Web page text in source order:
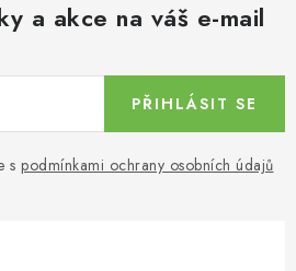
a akce na váš e-mail
s podmínkami ochrany osobních údajů
PŘIHLÁSIT SE